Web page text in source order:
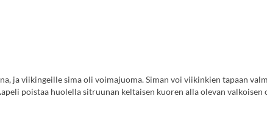
ja viikingeille sima oli voimajuoma. Siman voi viikinkien tapaan
poistaa huolella sitruunan keltaisen kuoren alla olevan valkoisen